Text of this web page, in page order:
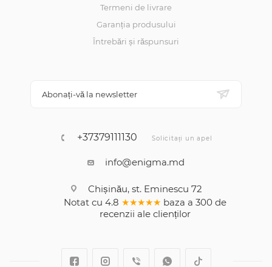
Termeni de livrare
Garanția produsului
Întrebări și răspunsuri
Abonați-vă la newsletter
+37379111130 Solicitați un apel
info@enigma.md
Chișinău, st. Eminescu 72
Notat cu 4.8 ★★★★★ baza a 300 de
recenzii ale clienților